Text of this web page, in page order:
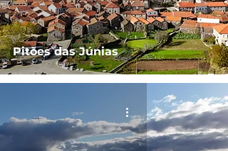
Pitões das Júnias